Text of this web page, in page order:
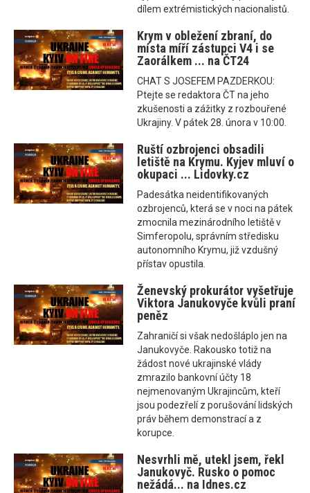
dílem extrémistických nacionalistů.
Krym v obležení zbraní, do
místa míří zástupci V4 i se
Zaorálkem ... na ČT24
CHAT S JOSEFEM PAZDERKOU:
Ptejte se redaktora ČT na jeho
zkušenosti a zážitky z rozbouřené
Ukrajiny. V pátek 28. února v 10:00.
Ruští ozbrojenci obsadili
letiště na Krymu. Kyjev mluví o
okupaci ... Lidovky.cz
Padesátka neidentifikovaných
ozbrojenců, která se v noci na pátek
zmocnila mezinárodního letiště v
Simferopolu, správním středisku
autonomního Krymu, již vzdušný
přístav opustila.
Ženevský prokurátor vyšetřuje
Viktora Janukovyče kvůli praní
peněz
Zahraničí si však nedošláplo jen na
Janukovyče. Rakousko totiž na
žádost nové ukrajinské vlády
zmrazilo bankovní účty 18
nejmenovaným Ukrajincům, kteří
jsou podezřelí z porušování lidských
práv během demonstrací a z
korupce.
Nesvrhli mě, utekl jsem, řekl
Janukovyč. Rusko o pomoc
nežádá... na Idnes.cz